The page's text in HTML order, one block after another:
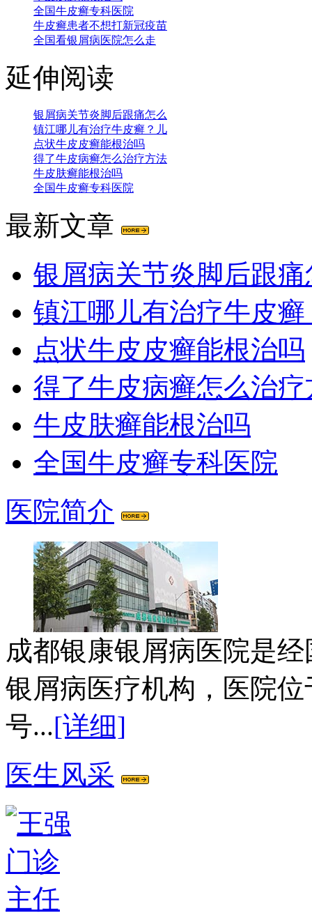
全国牛皮癣专科医院
牛皮癣患者不想打新冠疫苗
全国看银屑病医院怎么走
延伸阅读
银屑病关节炎脚后跟痛怎么
镇江哪儿有治疗牛皮癣？儿
点状牛皮皮癣能根治吗
得了牛皮病癣怎么治疗方法
牛皮肤癣能根治吗
全国牛皮癣专科医院
最新文章
银屑病关节炎脚后跟
镇江哪儿有治疗牛皮
点状牛皮皮癣能根治吗
得了牛皮病癣怎么治疗
牛皮肤癣能根治吗
全国牛皮癣专科医院
医院简介
成都银康银屑病医院是
银屑病医疗机构，医院
号...[详细]
医生风采